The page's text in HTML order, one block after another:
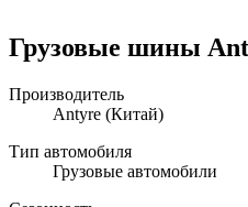
Грузовые шины
Производитель
Antyre (Китай)
Тип автомобиля
Грузовые автомобили